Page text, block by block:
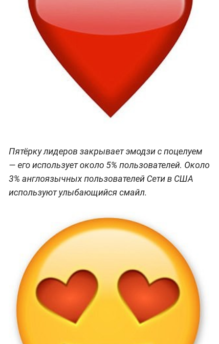
Пятёрку лидеров закрывает эмодзи с поцелуем
— его использует около 5% пользователей. Около
3% англоязычных пользователей Сети в США
используют улыбающийся смайл.